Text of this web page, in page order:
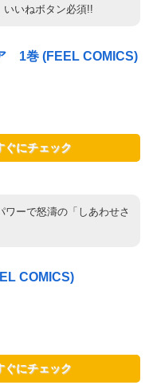
いねボタン必須!!
1巻 (FEEL COMICS)
ぐにチェック
ーで怒濤の「しあわせさ
COMICS)
ぐにチェック